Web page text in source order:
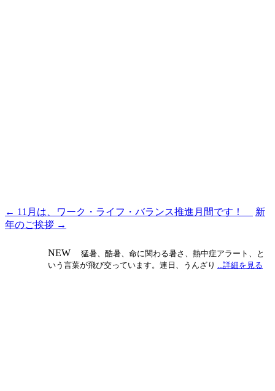
投
稿
← 11月は、ワーク・ライフ・バランス推進月間です！
新
年のご挨拶 →
NEW
猛暑、酷暑、命に関わる暑さ、熱中症アラート、と
いう言葉が飛び交っています。連日、うんざり
...詳細を見る